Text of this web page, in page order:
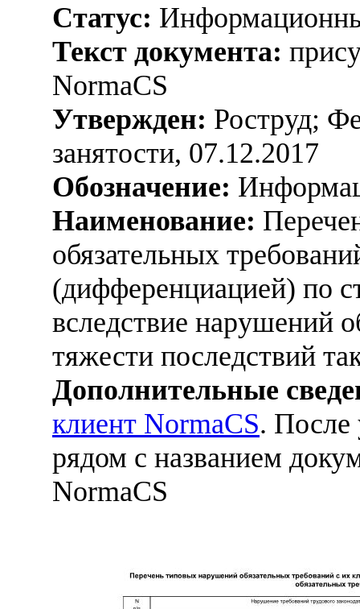
Статус:
Текст документа:
NormaCS
Утвержден: Роструд;
занятости, 07.12.2017
Обозначение:
Наименование:
обязательных
(дифференциацией) по
вследствие нарушений
тяжести последствий
Дополнительные
клиент NormaCS. После
рядом с названием
NormaCS